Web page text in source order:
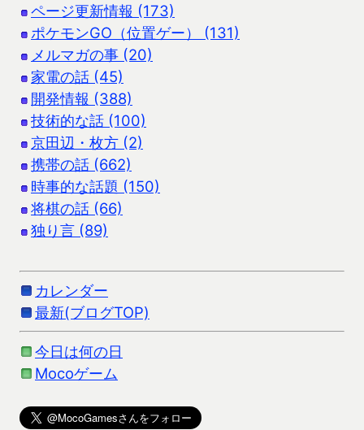
ページ更新情報 (173)
ポケモンGO（位置ゲー） (131)
メルマガの事 (20)
家電の話 (45)
開発情報 (388)
技術的な話 (100)
京田辺・枚方 (2)
携帯の話 (662)
時事的な話題 (150)
将棋の話 (66)
独り言 (89)
カレンダー
最新(ブログTOP)
今日は何の日
Mocoゲーム